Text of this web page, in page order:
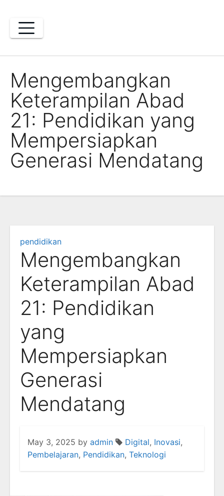
content
Mengembangkan
Keterampilan Abad
21: Pendidikan yang
Mempersiapkan
Generasi Mendatang
pendidikan
Mengembangkan
Keterampilan Abad
21: Pendidikan
yang
Mempersiapkan
Generasi
Mendatang
May 3, 2025 by admin Digital, Inovasi,
Pembelajaran, Pendidikan, Teknologi